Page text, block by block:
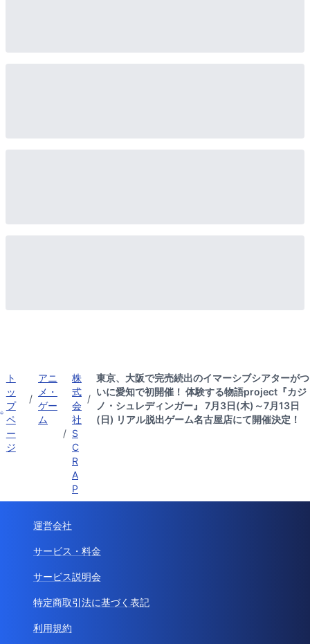
ト
ッ
プ
ペ
ー
ジ
/
アニ
メ・
ゲー
ム
/
株
式
会
社
S
C
R
A
P
/
東京、大阪で完売続出のイマーシブシアターがつ
いに愛知で初開催！ 体験する物語project『カジ
ノ・シュレディンガー』 7月3日(木)～7月13日
(日) リアル脱出ゲーム名古屋店にて開催決定！
運営会社
サービス・料金
サービス説明会
特定商取引法に基づく表記
利用規約